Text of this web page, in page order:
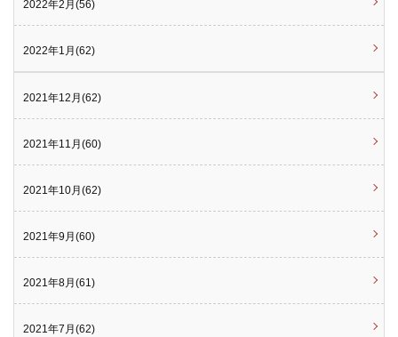
2022年2月(56)
2022年1月(62)
2021年12月(62)
2021年11月(60)
2021年10月(62)
2021年9月(60)
2021年8月(61)
2021年7月(62)